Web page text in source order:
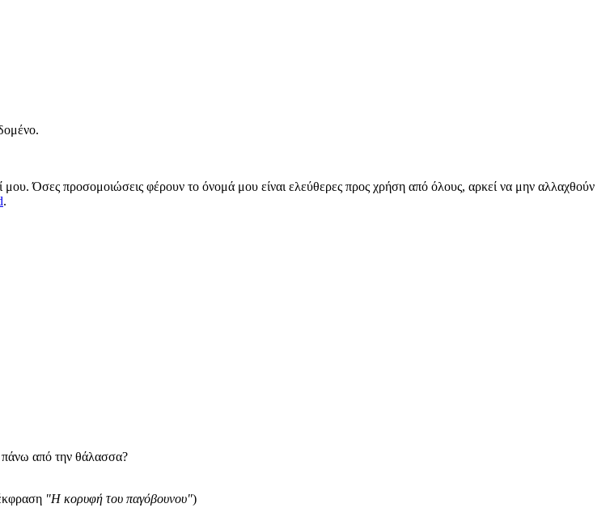
Όσες προσομοιώσεις φέρουν το όνομά μου είναι ελεύθερες προς χρήση από όλους, αρκεί να μην αλλαχθούν
.
πάνω από την θάλασσα?
"Η κορυφή του παγόβουνου")